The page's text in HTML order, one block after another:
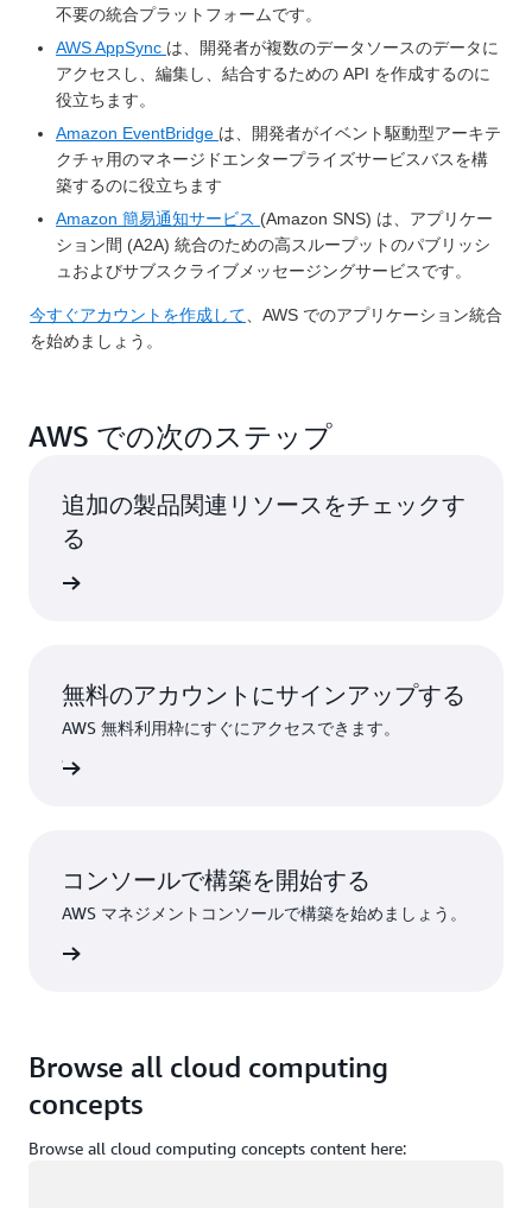
不要の統合プラットフォームです。
AWS AppSync は、開発者が複数のデータソースのデータに
アクセスし、編集し、結合するための API を作成するのに
役立ちます。
Amazon EventBridge は、開発者がイベント駆動型アーキテ
クチャ用のマネージドエンタープライズサービスバスを構
築するのに役立ちます
Amazon 簡易通知サービス (Amazon SNS) は、アプリケー
ション間 (A2A) 統合のための高スループットのパブリッシ
ュおよびサブスクライブメッセージングサービスです。
今すぐアカウントを作成して、AWS でのアプリケーション統合
を始めましょう。
AWS での次のステップ
追加の製品関連リソースをチェックす
る
無料のアカウントにサインアップする
AWS 無料利用枠にすぐにアクセスできます。
コンソールで構築を開始する
AWS マネジメントコンソールで構築を始めましょう。
Browse all cloud computing
concepts
Browse all cloud computing concepts content here: